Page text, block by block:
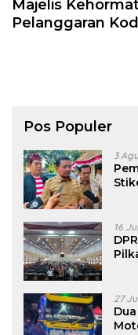
Majelis
Pelanggaran
Pos Populer
3
16
27